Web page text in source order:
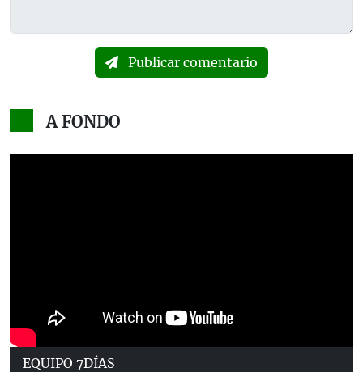
Publicar comentario
A FONDO
EQUIPO 7DÍAS